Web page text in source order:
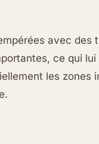
avec des
ce qui
les zones